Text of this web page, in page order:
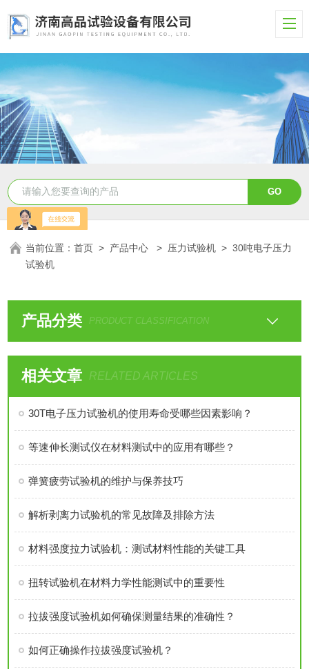
当前位置：首页 > 产品中心 > 压力试验机 >30吨电子压力
试验机
产品分类 PRODUCT CLASSIFICATION
相关文章 RELATED ARTICLES
30T电子压力试验机的使用寿命受哪些因素影响？
等速伸长测试仪在材料测试中的应用有哪些？
弹簧疲劳试验机的维护与保养技巧
解析剥离力试验机的常见故障及排除方法
材料强度拉力试验机：测试材料性能的关键工具
扭转试验机在材料力学性能测试中的重要性
拉拔强度试验机如何确保测量结果的准确性？
如何正确操作拉拔强度试验机？